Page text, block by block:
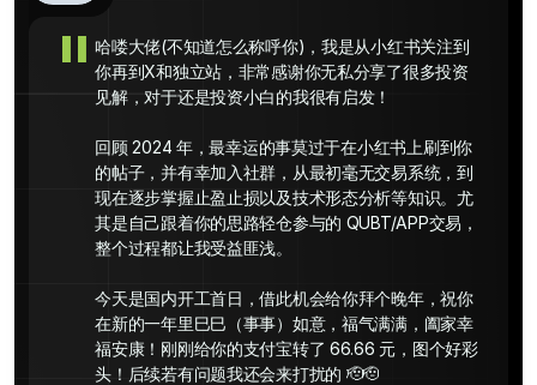
"哈喽大佬(不知道怎么称呼你)，我是从小红书关注到
你再到X和独立站，非常感谢你无私分享了很多投资
见解，对于还是投资小白的我很有启发！
回顾 2024 年，最幸运的事莫过于在小红书上刷到你
的帖子，并有幸加入社群，从最初毫无交易系统，到
现在逐步掌握止盈止损以及技术形态分析等知识。尤
其是自己跟着你的思路轻仓参与的 QUBT/APP交易，
整个过程都让我受益匪浅。
今天是国内开工首日，借此机会给你拜个晚年，祝你
在新的一年里巳巳（事事）如意，福气满满，阖家幸
福安康！刚刚给你的支付宝转了 66.66 元，图个好彩
头！后续若有问题我还会来打扰的 🫡🫡